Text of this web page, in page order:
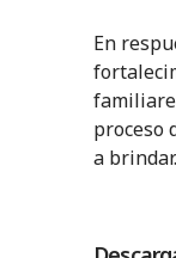
En
proceso
a brindar.